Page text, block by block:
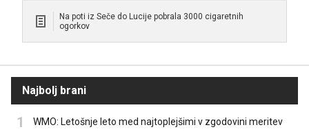
Na poti iz Seče do Lucije pobrala 3000 cigaretnih
ogorkov
Najbolj brani
WMO: Letošnje leto med najtoplejšimi v zgodovini meritev